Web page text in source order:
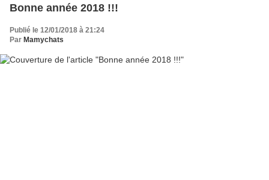
Bonne année 2018 !!!
Publié le 12/01/2018 à 21:24
Par Mamychats